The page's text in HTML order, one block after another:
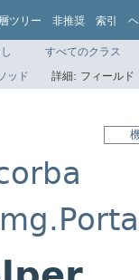
ツリー 非推奨 索引
すべてのクラス
ッド 詳細: フィール